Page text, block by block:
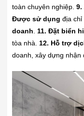
toàn chuyên nghiệp. 9.
Được sử dụng địa chỉ
doanh. 11. Đặt biển
tòa nhà. 12. Hỗ trợ
doanh, xây dựng nhận